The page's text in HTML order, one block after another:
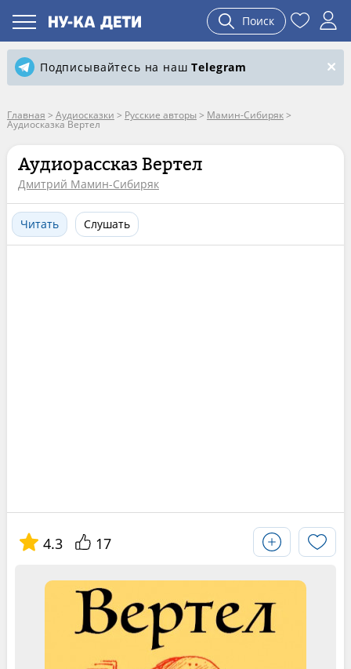
Поиск
Подписывайтесь на нашTelegram
Главная > Аудиосказки > Русские авторы > Мамин-Сибиряк>
Аудиосказка Вертел
Аудиорассказ Вертел
Дмитрий Мамин-Сибиряк
Читать Слушать
4.3 17